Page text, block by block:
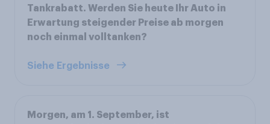
Tankrabatt. Werden Sie heute Ihr Auto in
Erwartung steigender Preise ab morgen
noch einmal volltanken?
Siehe Ergebnisse
Morgen, am 1. September, ist